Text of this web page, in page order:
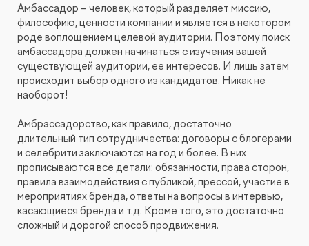
Амбассадор – человек, который разделяет миссию,
философию, ценности компании и является в некотором
роде воплощением целевой аудитории. Поэтому поиск
амбассадора должен начинаться с изучения вашей
существующей аудитории, ее интересов. И лишь затем
происходит выбор одного из кандидатов. Никак не
наоборот!
Амбрассадорство, как правило, достаточно
длительный тип сотрудничества: договоры с блогерами
и селебрити заключаются на год и более. В них
прописываются все детали: обязанности, права сторон,
правила взаимодействия с публикой, прессой, участие в
мероприятиях бренда, ответы на вопросы в интервью,
касающиеся бренда и т.д. Кроме того, это достаточно
сложный и дорогой способ продвижения.